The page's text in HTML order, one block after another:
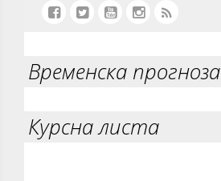
Временска прогноза
Курсна листа